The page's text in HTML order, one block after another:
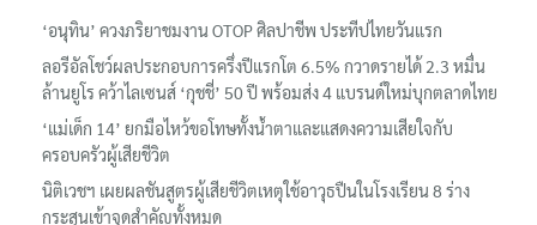
‘อนุทิน’ ควงภริยาชมงาน OTOP ศิลปาชีพ ประทีปไทยวันแรก
ลอรีอัลโชว์ผลประกอบการครึ่งปีแรกโต 6.5% กวาดรายได้ 2.3 หมื่น
ล้านยูโร คว้าไลเซนส์ ‘กุชชี่’ 50 ปี พร้อมส่ง 4 แบรนด์ใหม่บุกตลาดไทย
‘แม่เด็ก 14’ ยกมือไหว้ขอโทษทั้งน้ำตาและแสดงความเสียใจกับ
ครอบครัวผู้เสียชีวิต